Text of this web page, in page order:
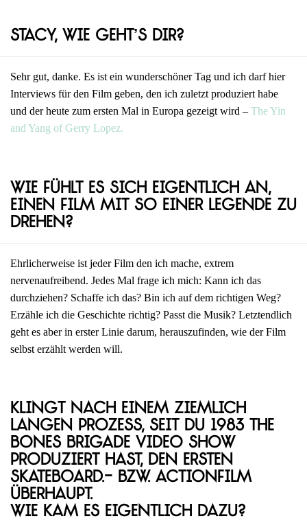
Stacy, wie geht’s dir?
Sehr gut, danke. Es ist ein wunderschöner Tag und ich darf hier
Interviews für den Film geben, den ich zuletzt produziert habe
und der heute zum ersten Mal in Europa gezeigt wird – The Yin
and Yang of Gerry Lopez.
Wie fühlt es sich eigentlich an,
einen Film mit so einer Legende zu
drehen?
Ehrlicherweise ist jeder Film den ich mache, extrem
nervenaufreibend. Jedes Mal frage ich mich: Kann ich das
durchziehen? Schaffe ich das? Bin ich auf dem richtigen Weg?
Erzähle ich die Geschichte richtig? Passt die Musik? Letztendlich
geht es aber in erster Linie darum, herauszufinden, wie der Film
selbst erzählt werden will.
Klingt nach einem ziemlich
langen Prozess, seit du 1983 The
Bones Brigade Video Show
produziert hast, den ersten
Skateboard.- bzw. Actionfilm
überhaupt.
Wie kam es eigentlich dazu?